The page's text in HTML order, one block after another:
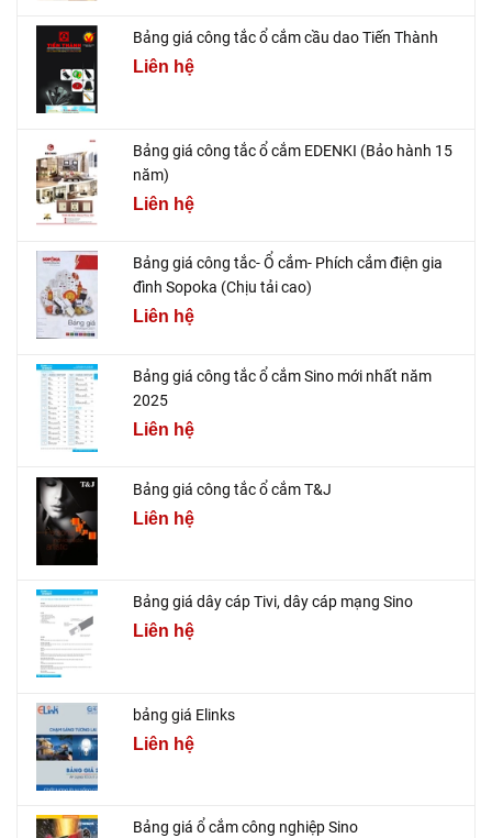
Bảng giá công tắc ổ cắm cầu dao Tiến Thành
Liên hệ
Bảng giá công tắc ổ cắm EDENKI (Bảo hành 15
năm)
Liên hệ
Bảng giá công tắc- Ổ cắm- Phích cắm điện gia
đình Sopoka (Chịu tải cao)
Liên hệ
Bảng giá công tắc ổ cắm Sino mới nhất năm
2025
Liên hệ
Bảng giá công tắc ổ cắm T&J
Liên hệ
Bảng giá dây cáp Tivi, dây cáp mạng Sino
Liên hệ
bảng giá Elinks
Liên hệ
Bảng giá ổ cắm công nghiệp Sino